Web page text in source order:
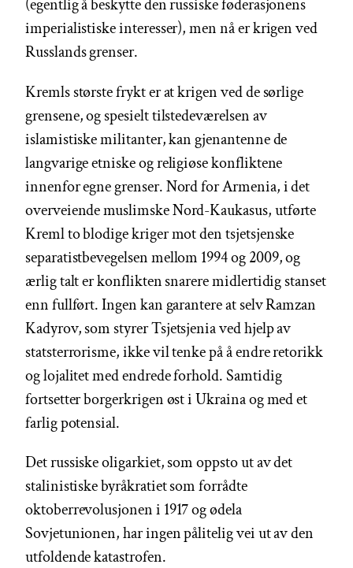
(egentlig å beskytte den russiske føderasjonens
imperialistiske interesser), men nå er krigen ved
Russlands grenser.
Kremls største frykt er at krigen ved de sørlige
grensene, og spesielt tilstedeværelsen av
islamistiske militanter, kan gjenantenne de
langvarige etniske og religiøse konfliktene
innenfor egne grenser. Nord for Armenia, i det
overveiende muslimske Nord-Kaukasus, utførte
Kreml to blodige kriger mot den tsjetsjenske
separatistbevegelsen mellom 1994 og 2009, og
ærlig talt er konflikten snarere midlertidig stanset
enn fullført. Ingen kan garantere at selv Ramzan
Kadyrov, som styrer Tsjetsjenia ved hjelp av
statsterrorisme, ikke vil tenke på å endre retorikk
og lojalitet med endrede forhold. Samtidig
fortsetter borgerkrigen øst i Ukraina og med et
farlig potensial.
Det russiske oligarkiet, som oppsto ut av det
stalinistiske byråkratiet som forrådte
oktoberrevolusjonen i 1917 og ødela
Sovjetunionen, har ingen pålitelig vei ut av den
utfoldende katastrofen.